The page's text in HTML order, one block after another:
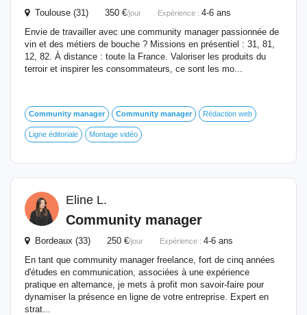
Toulouse (31) 350 €/jour Expérience : 4-6 ans
Envie de travailler avec une community manager passionnée de
vin et des métiers de bouche ? Missions en présentiel : 31, 81,
12, 82. À distance : toute la France. Valoriser les produits du
terroir et inspirer les consommateurs, ce sont les mo...
Community manager Community manager Rédaction web
Ligne éditoriale Montage vidéo
Eline L.
Community manager
Bordeaux (33) 250 €/jour Expérience : 4-6 ans
En tant que community manager freelance, fort de cinq années
d'études en communication, associées à une expérience
pratique en alternance, je mets à profit mon savoir-faire pour
dynamiser la présence en ligne de votre entreprise. Expert en
strat...